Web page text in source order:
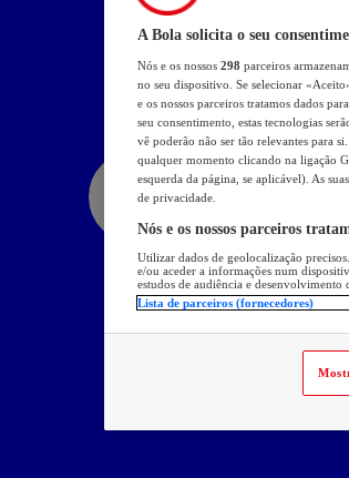
A Bola solicita o seu
Nós e os nossos 298 parceiros
no seu dispositivo. Se selecionar
e os nossos parceiros tratamos dados
seu consentimento, estas tecnologias
vê poderão não ser tão relevantes para
qualquer momento clicando na ligação
esquerda da página, se aplicável). As
de privacidade.
Nós e os nossos parceiros
Utilizar dados de geolocalização
e/ou aceder a informações num
estudos de audiência e desenvolvimento
Lista de parceiros (fornecedores)